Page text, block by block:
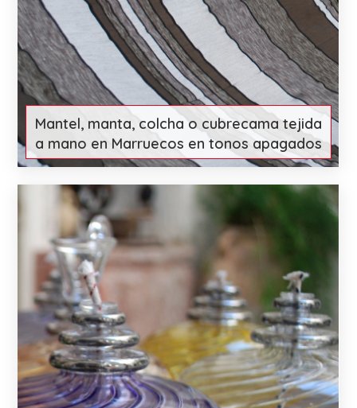
Mantel, manta, colcha o cubrecama tejida
a mano en Marruecos en tonos apagados
€ 84 More